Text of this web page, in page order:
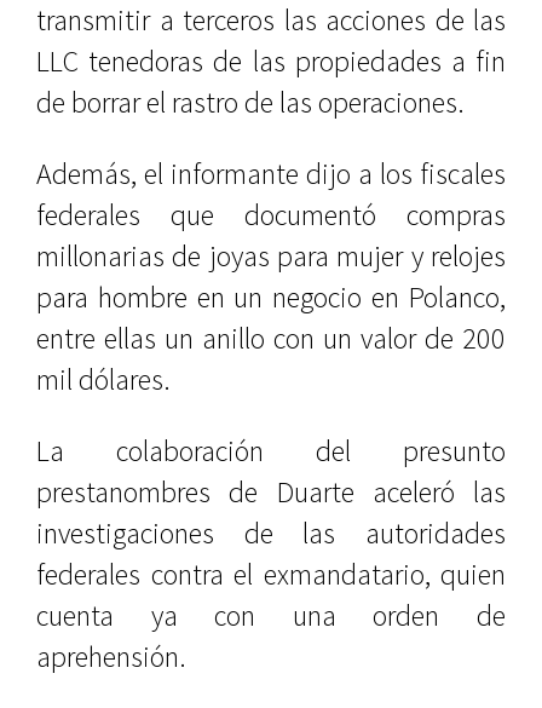
transmitir a terceros las acciones de las
LLC tenedoras de las propiedades a fin
de borrar el rastro de las operaciones.
Además, el informante dijo a los fiscales
federales que documentó compras
millonarias de joyas para mujer y relojes
para hombre en un negocio en Polanco,
entre ellas un anillo con un valor de 200
mil dólares.
La colaboración del presunto
prestanombres de Duarte aceleró las
investigaciones de las autoridades
federales contra el exmandatario, quien
cuenta ya con una orden de
aprehensión.